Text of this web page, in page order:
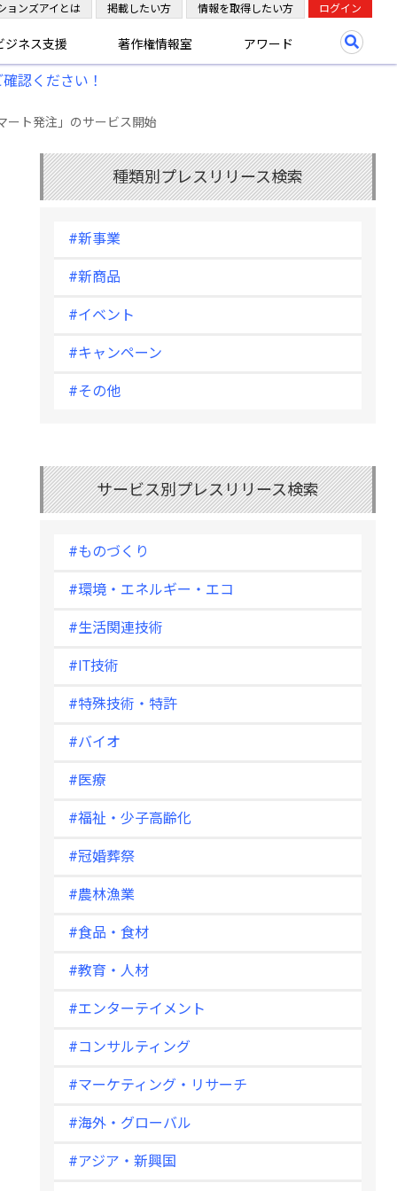
ジネス支援 著作権情報室 アワード
ョンズアイとは 掲載したい方 情報を取得したい方 ログイン
認ください！
ート発注」のサービス開始
種類別プレスリリース検索
#新事業
#新商品
#イベント
#キャンペーン
#その他
サービス別プレスリリース検索
#ものづくり
#環境・エネルギー・エコ
#生活関連技術
#IT技術
#特殊技術・特許
#バイオ
#医療
#福祉・少子高齢化
#冠婚葬祭
#農林漁業
#食品・食材
#教育・人材
#エンターテイメント
#コンサルティング
#マーケティング・リサーチ
#海外・グローバル
#アジア・新興国